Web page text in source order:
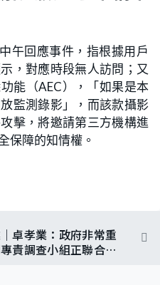
午回應事件，指根據用戶
，對應時段無人訪問；又
能（AEC），「如果是本
監測錄影」，而該款攝影
擊，將邀請第三方機構進
保障的知情權。
卓孝業：政府非常重
責調查小組正聯合調